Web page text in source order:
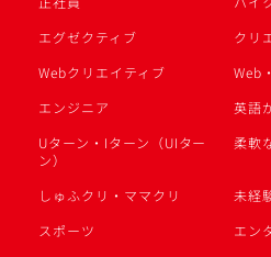
エグゼクティブ
クリ
Webクリエイティブ
Web
エンジニア
英語
Uターン・Iターン（UIター
ン）
柔軟
しゅふクリ・ママクリ
未経
スポーツ
エン